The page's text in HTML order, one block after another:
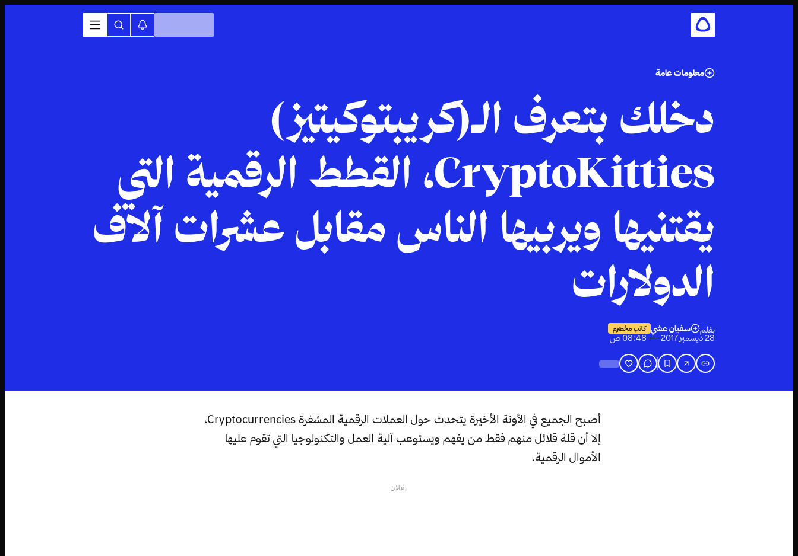
معلومات عامة
دخلك بتعرف الـ(كريبتوكيتيز)
CryptoKitties، القطط الرقمية التي
يقتنيها ويربيها الناس مقابل عشرات آلاف
الدولارات
بقلم سفيان عشي كاتب مخضرم
28 ديسمبر 2017 — 08:48 ص
أصبح الجميع في الآونة الأخيرة يتحدث حول العملات الرقمية المشفرة Cryptocurrencies،
إلا أن قلة قلائل منهم فقط من يفهم ويستوعب آلية العمل والتكنولوجيا التي تقوم عليها
الأموال الرقمية.
إعلان